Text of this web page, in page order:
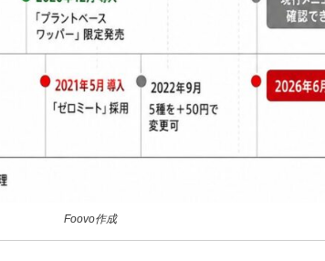
Foovo作成